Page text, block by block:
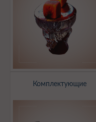
Комплектующие